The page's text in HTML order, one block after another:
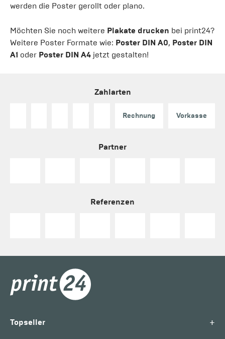
werden die Poster gerollt oder plano.
Möchten Sie noch weitere Plakate drucken bei print24?
Weitere Poster Formate wie: Poster DIN A0, Poster DIN
A1 oder Poster DIN A4 jetzt gestalten!
Zahlarten
Rechnung Vorkasse
Partner
Referenzen
Topseller +